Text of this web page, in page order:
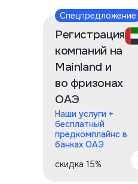
Спецпредложение
Регистрация
компаний на
Mainland и
во фризонах
ОАЭ
Наши услуги +
бесплатный
предкомплайнс в
банках ОАЭ
скидка 15%